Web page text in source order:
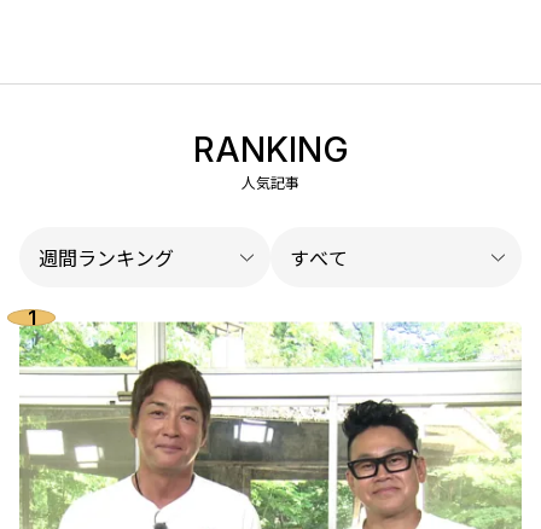
RANKING
人気記事